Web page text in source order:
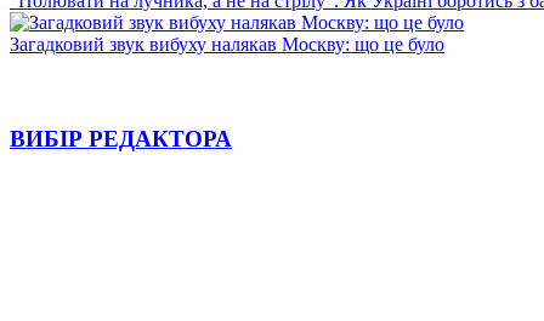
Загадковий звук вибуху налякав Москву: що це було
ВИБІР РЕДАКТОРА